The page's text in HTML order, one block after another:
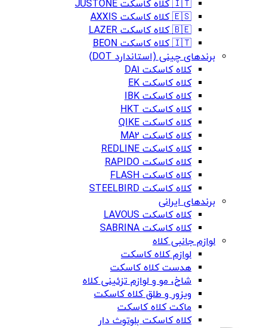
🇮🇹 کلاه کاسکت JUSTONE
🇪🇸 کلاه کاسکت AXXIS
🇧🇪 کلاه کاسکت LAZER
🇮🇹 کلاه کاسکت BEON
برندهای چینی (استاندارد DOT)
کلاه کاسکت DA1
کلاه کاسکت EK
کلاه کاسکت IBK
کلاه کاسکت HKT
کلاه کاسکت QIKE
کلاه کاسکت MA2
کلاه کاسکت REDLINE
کلاه کاسکت RAPIDO
کلاه کاسکت FLASH
کلاه کاسکت STEELBIRD
برندهای ایرانی
کلاه کاسکت LAVOUS
کلاه کاسکت SABRINA
لوازم جانبی کلاه
لوازم کلاه کاسکت
هدست کلاه کاسکت
شاخ، مو و لوازم تزئینی کلاه
ویزور و طلق کلاه کاسکت
ماکت کلاه کاسکت
کلاه کاسکت بلوتوث دار